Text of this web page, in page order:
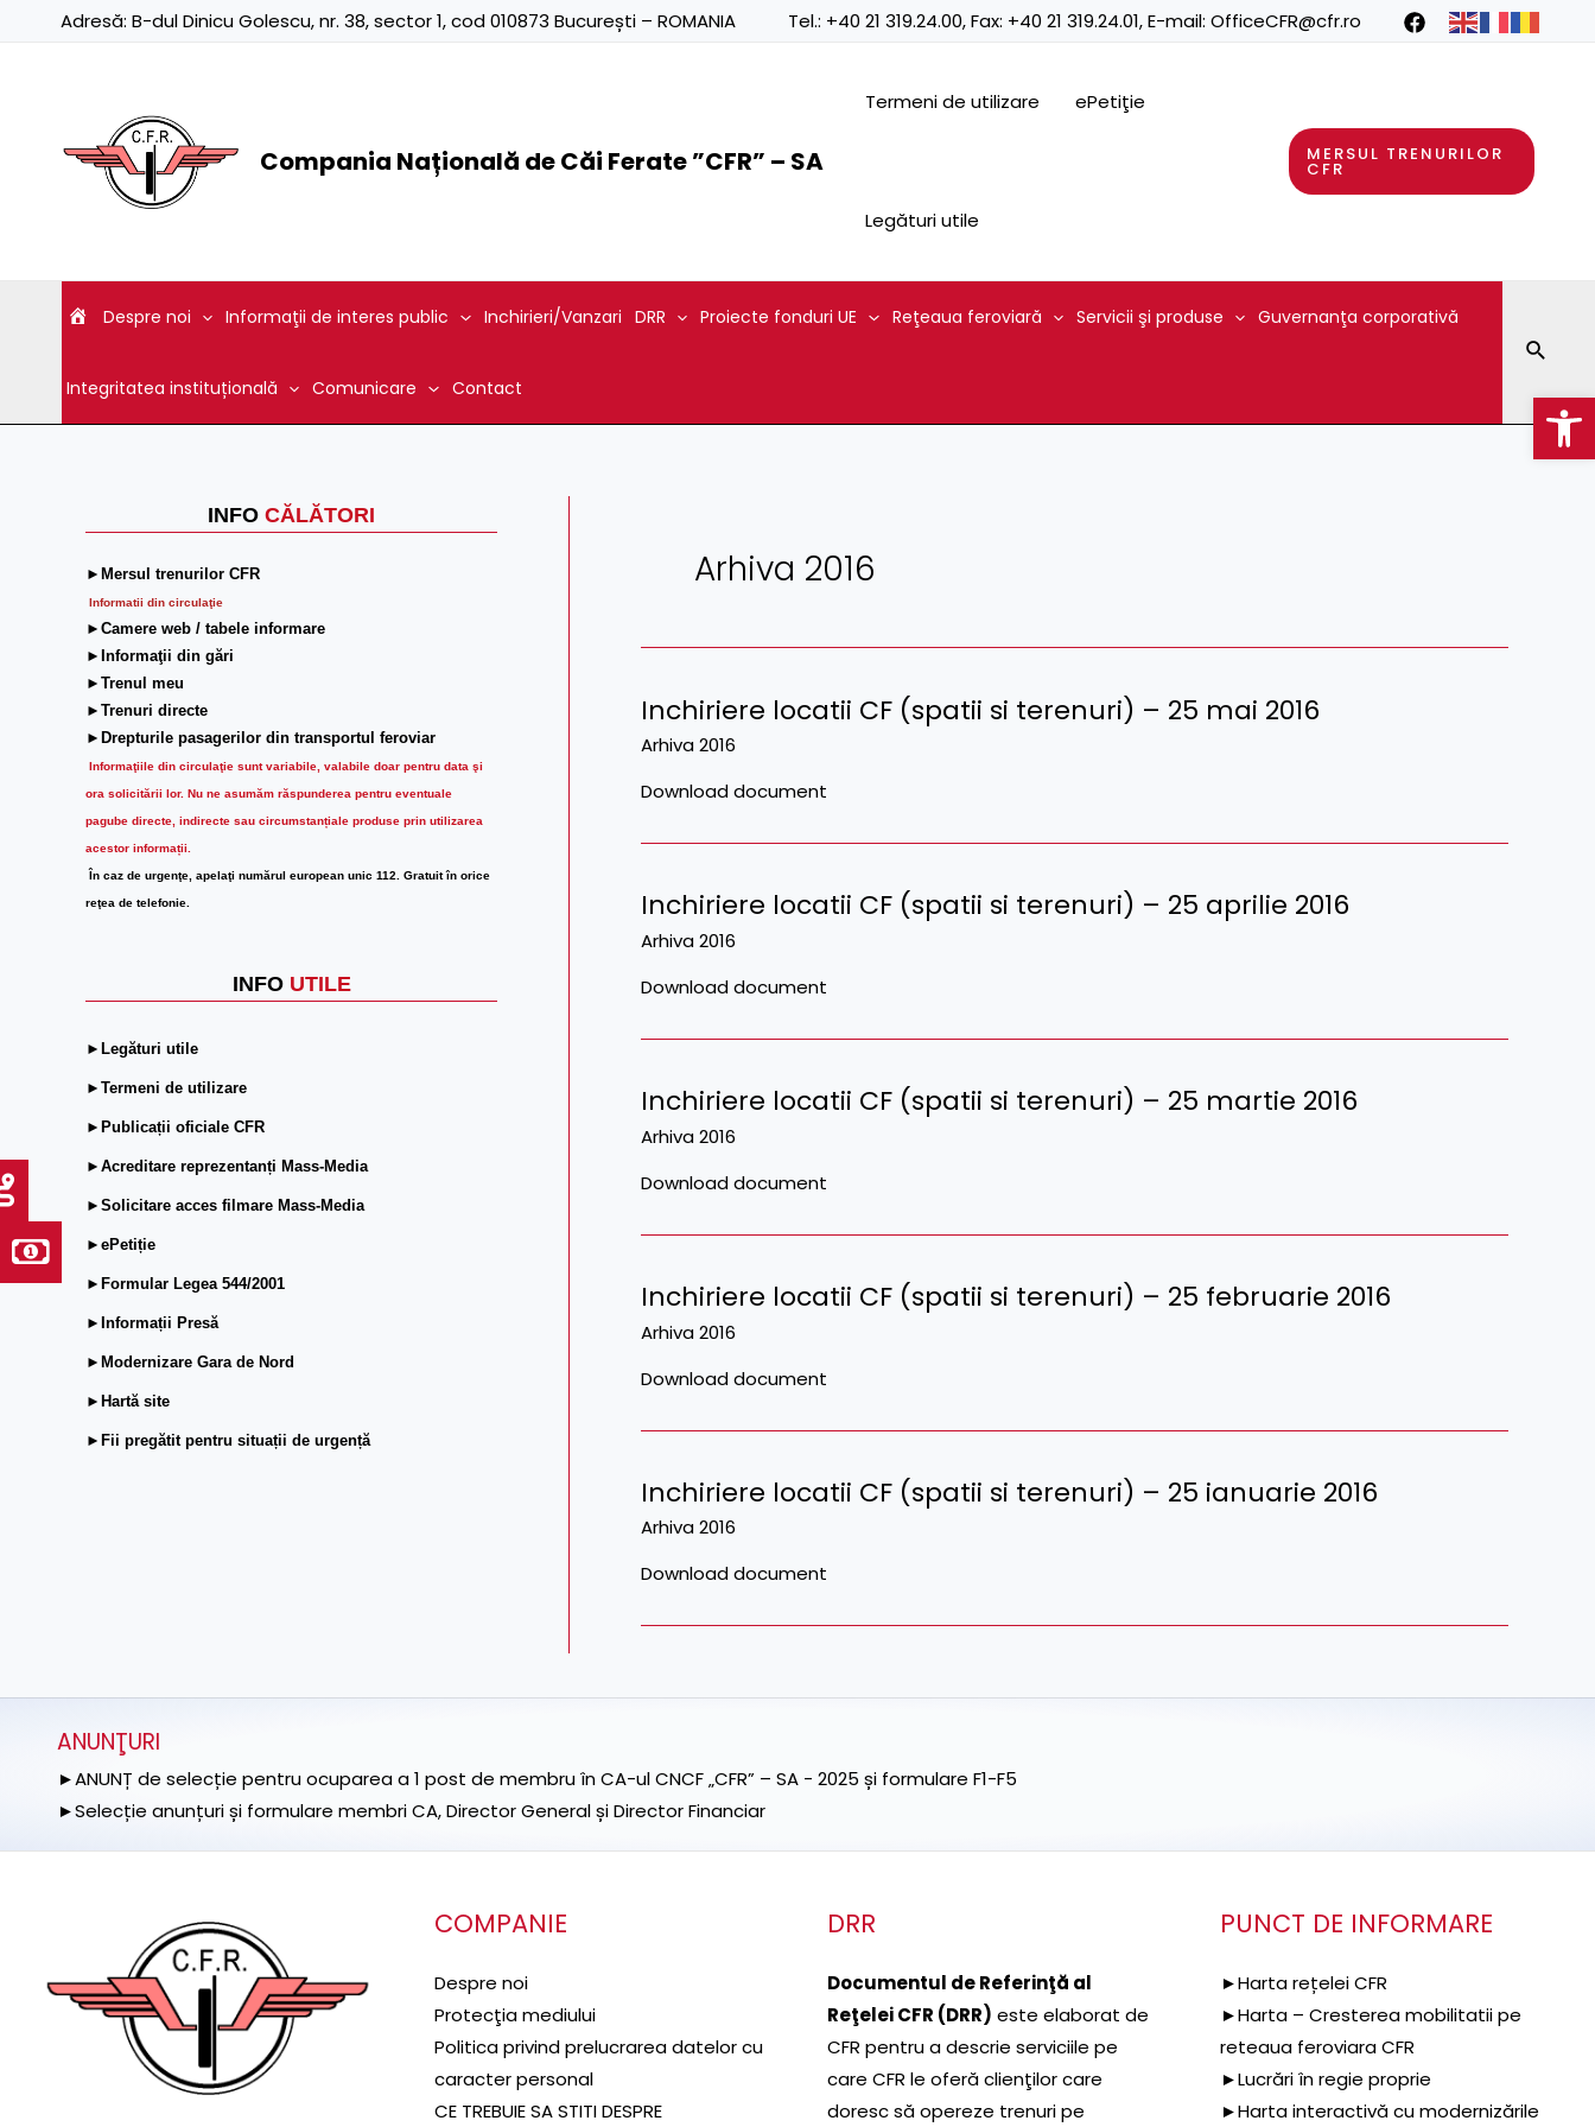
Adresă: B-dul Dinicu Golescu, nr. 38, sector 1, cod 010873 București – ROMANIA Tel.: +40 21 319.24.00, Fax: +40 21 319.24.01, E-mail: OfficeCFR@cfr.ro
Compania Națională de Căi Ferate ”CFR” – SA
Termeni de utilizare ePetiţie
Legături utile
MERSUL TRENURILOR
CFR
Despre noi Informaţii de interes public Inchirieri/Vanzari DRR Proiecte fonduri UE Reţeaua feroviară Servicii şi produse Guvernanţa corporativă
Integritatea instituțională Comunicare Contact
INFO CĂLĂTORI
►Mersul trenurilor CFR
Informatii din circulaţie
►Camere web / tabele informare
►Informaţii din gări
►Trenul meu
►Trenuri directe
►Drepturile pasagerilor din transportul feroviar
Informaţiile din circulaţie sunt variabile, valabile doar pentru data şi
ora solicitării lor. Nu ne asumăm răspunderea pentru eventuale
pagube directe, indirecte sau circumstanțiale produse prin utilizarea
acestor informații.
În caz de urgenţe, apelaţi numărul european unic 112. Gratuit în orice
reţea de telefonie.
INFO UTILE
►Legături utile
►Termeni de utilizare
►Publicații oficiale CFR
►Acreditare reprezentanți Mass-Media
►Solicitare acces filmare Mass-Media
►ePetiție
►Formular Legea 544/2001
►Informații Presă
►Modernizare Gara de Nord
►Hartă site
►Fii pregătit pentru situații de urgență
Arhiva 2016
Inchiriere locatii CF (spatii si terenuri) – 25 mai 2016
Arhiva 2016
Download document
Inchiriere locatii CF (spatii si terenuri) – 25 aprilie 2016
Arhiva 2016
Download document
Inchiriere locatii CF (spatii si terenuri) – 25 martie 2016
Arhiva 2016
Download document
Inchiriere locatii CF (spatii si terenuri) – 25 februarie 2016
Arhiva 2016
Download document
Inchiriere locatii CF (spatii si terenuri) – 25 ianuarie 2016
Arhiva 2016
Download document
ANUNŢURI
►ANUNȚ de selecție pentru ocuparea a 1 post de membru în CA-ul CNCF „CFR” – SA - 2025 și formulare F1-F5
►Selecție anunțuri și formulare membri CA, Director General și Director Financiar
COMPANIE
Despre noi
Protecţia mediului
Politica privind prelucrarea datelor cu
caracter personal
CE TREBUIE SA STITI DESPRE
DRR
Documentul de Referinţă al
Reţelei CFR (DRR) este elaborat de
CFR pentru a descrie serviciile pe
care CFR le oferă clienţilor care
doresc să opereze trenuri pe
PUNCT DE INFORMARE
►Harta rețelei CFR
►Harta – Cresterea mobilitatii pe
reteaua feroviara CFR
►Lucrări în regie proprie
►Harta interactivă cu modernizările